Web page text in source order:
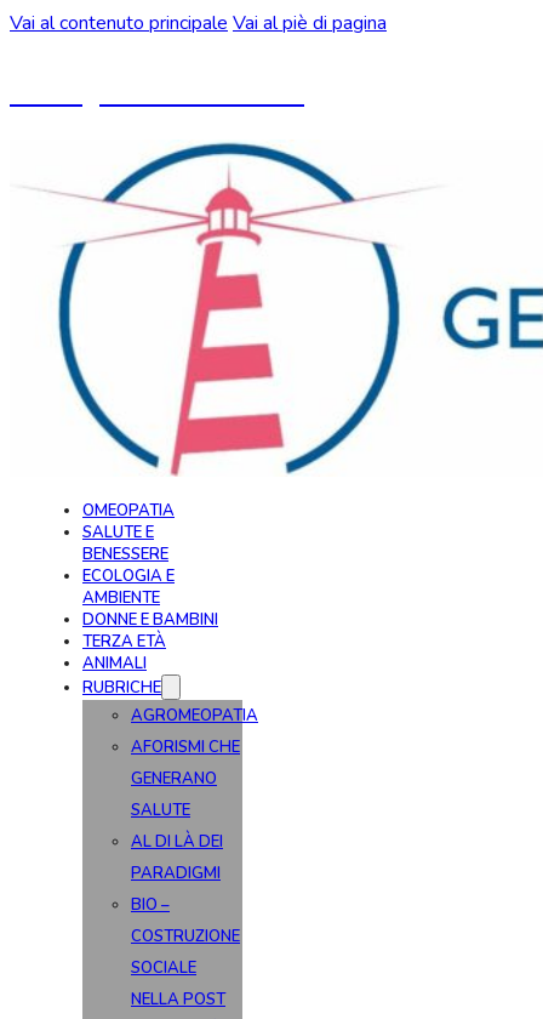
Vai al contenuto principale Vai al piè di pagina
OMEOPATIA
SALUTE E
BENESSERE
ECOLOGIA E
AMBIENTE
DONNE E BAMBINI
TERZA ETÀ
ANIMALI
RUBRICHE
AGROMEOPATIA
AFORISMI CHE
GENERANO
SALUTE
AL DI LÀ DEI
PARADIGMI
BIO –
COSTRUZIONE
SOCIALE
NELLA POST